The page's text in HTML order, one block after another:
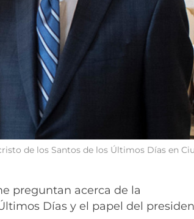
de los Santos de los Últimos Días en
preguntan acerca de la
Días y el papel del